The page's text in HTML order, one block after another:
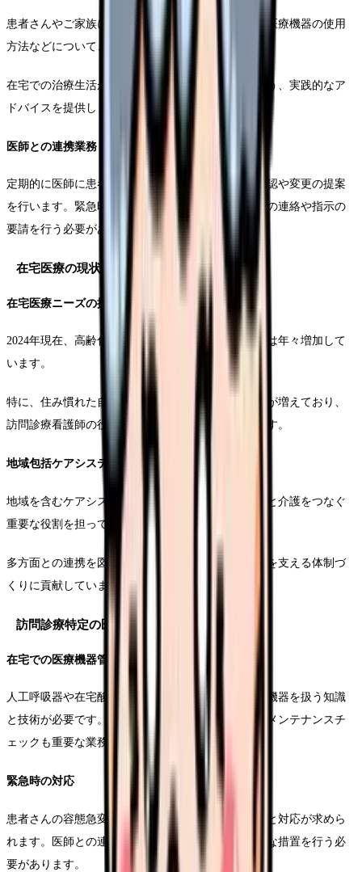
患者さんやご家族に対して、日常生活での注意点や医療機器の使用
方法などについて、きめ細かな指導を行います。
在宅での治療生活が安全かつ快適にお届けできるよう、実践的なア
ドバイスを提供します。
医師との連携業務
定期的に医師に患者さんの報告をし、治療方針の確認や変更の提案
を行います。緊急時には適切な判断のもと、医師への連絡や指示の
要請を行う必要があります。
在宅医療の現状と将来展望
在宅医療ニーズの拡大
2024年現在、高齢化の進展に伴い在宅医療のニーズは年々増加して
います。
特に、住み慣れた自宅での治療を希望する患者さんが増えており、
訪問診療看護師の役割はますます重要になっています。
地域包括ケアシステムにおける呼びかけ
地域を含むケアシステムの中で、訪問看護師は医療と介護をつなぐ
重要な役割を担っています。
多方面との連携を図りながら、患者さんの生活全体を支える体制づ
くりに貢献しています。
訪問診療特定の医療行為
在宅での医療機器管理
人工呼吸器や在宅酸素療法の管理など、高度な医療機器を扱う知識
と技術が必要です。機器のトラブル対応や定期的なメンテナンスチ
ェックも重要な業務となります。
緊急時の対応
患者さんの容態急変時には、その場での適切な判断と対応が求めら
れます。医師との連携を図りながら、迅速かつ的確な措置を行う必
要があります。